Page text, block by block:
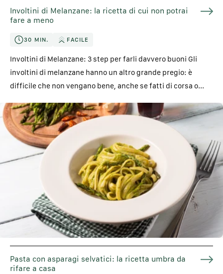
Involtini di Melanzane: la ricetta di cui non potrai
fare a meno
30 MIN. FACILE
Involtini di Melanzane: 3 step per farli davvero buoni Gli
involtini di melanzane hanno un altro grande pregio: è
difficile che non vengano bene, anche se fatti di corsa o...
Pasta con asparagi selvatici: la ricetta umbra da
rifare a casa